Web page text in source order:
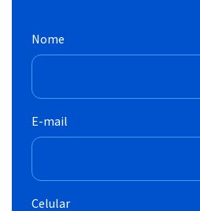
Nome
E-mail
Celular